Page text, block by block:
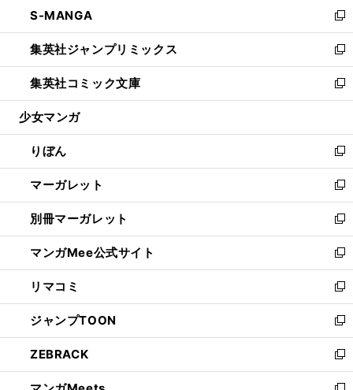
く
で
開
く
ド
ウ
で
開
く
ィ
ン
ド
ウ
で
開
い
ウ
ィ
ン
ド
ウ
開
く
S-MANGA
新
し
い
ウ
ィ
ン
ウ
で
開
く
集英社ジャンプリミックス
新
し
い
ウ
ン
ド
ウ
で
開
く
集英社コミック文庫
新
し
ウ
ィ
ン
ド
ウ
で
開
く
少女マンガ
りぼん
新
し
い
ウ
ィ
ン
ド
ウ
で
開
く
マーガレット
新
し
い
ウ
ィ
ン
ド
ウ
で
開
く
別冊マーガレット
新
し
い
ウ
ィ
ン
ド
ウ
で
開
マンガMee公式サイト
新
し
い
ウ
ィ
ン
ド
ウ
リマコミ
新
し
い
ウ
ィ
ン
ジャンプTOON
新
し
い
ウ
ZEBRACK
新
し